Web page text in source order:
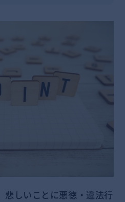
悲しいことに悪徳・違法行